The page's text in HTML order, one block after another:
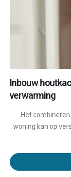
Inbouw
verwarming
Het
woning kan op